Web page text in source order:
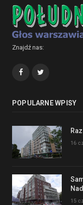
Znajdź nas:
Facebook
POPULARNE WPISY
16
15